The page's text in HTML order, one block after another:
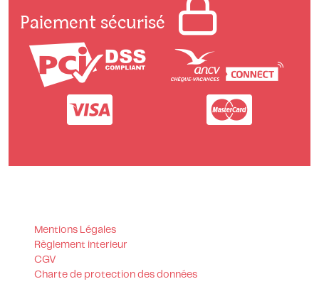
Paiement sécurisé
Mentions Légales
Règlement interieur
CGV
Charte de protection des données